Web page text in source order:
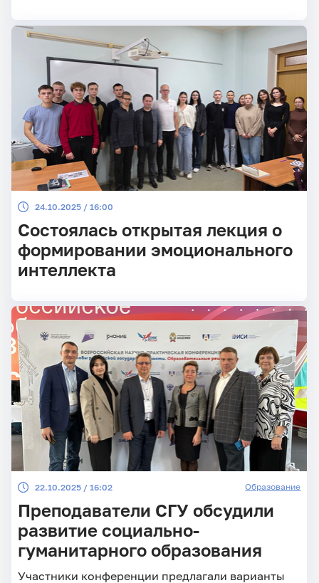
24.10.2025 / 16:00
Состоялась открытая лекция о
формировании эмоционального
интеллекта
22.10.2025 / 16:02 Образование
Преподаватели СГУ обсудили
развитие социально-
гуманитарного образования
Участники конференции предлагали варианты